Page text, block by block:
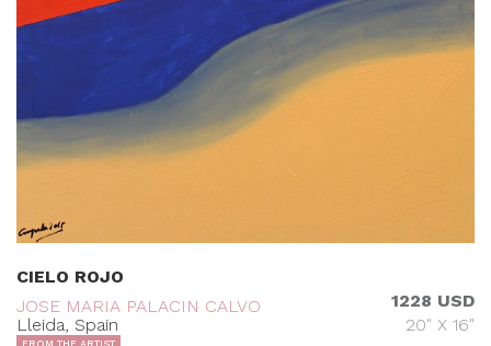
CIELO ROJO
JOSE MARIA PALACIN CALVO
Lleida, Spain
1228 USD
20" X 16"
FROM THE ARTIST